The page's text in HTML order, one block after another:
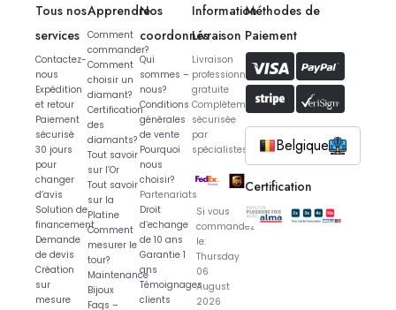
Tous nos
services
Contactez-
nous
Expédition
et retour
Paiement
sécurisé
30 jours
pour
changer
d’avis
Solution de
financement
Demande
de devis
Création
sur
mesure
Apprendre
Comment
commander?
Comment
choisir un
diamant?
Certification
des
diamants?
Tout savoir
sur l’Or
Tout savoir
sur la
Platine
Comment
mesurer le
tour?
Maintenance
Bijoux
Faqs –
Nos
coordonnés
Qui
sommes –
nous?
Conditions
générales
de vente
Pourquoi
nous
choisir?
Partenariats
Droit
d’echange
de 10 ans
Garantie 1
ans
Témoignages
clients
Information
Livraison
Livraison
professionnelle
gratuite
Complètement
sécurisée
par
spécialistes
Si vous
commandez
le:
Thursday
06
August
2026
Méthodes de
Paiement
Belgique
Certification